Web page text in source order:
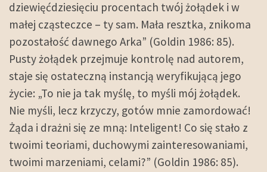
dziewięćdziesięciu procentach twój żołądek i w
małej cząsteczce – ty sam. Mała resztka, znikoma
pozostałość dawnego Arka” (Goldin 1986: 85).
Pusty żołądek przejmuje kontrolę nad autorem,
staje się ostateczną instancją weryfikującą jego
życie: „To nie ja tak myślę, to myśli mój żołądek.
Nie myśli, lecz krzyczy, gotów mnie zamordować!
Żąda i drażni się ze mną: Inteligent! Co się stało z
twoimi teoriami, duchowymi zainteresowaniami,
twoimi marzeniami, celami?” (Goldin 1986: 85).